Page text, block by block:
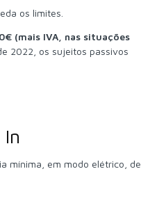
os limites.
(mais IVA, nas situações
2022, os sujeitos passivos
mínima, em modo elétrico, de